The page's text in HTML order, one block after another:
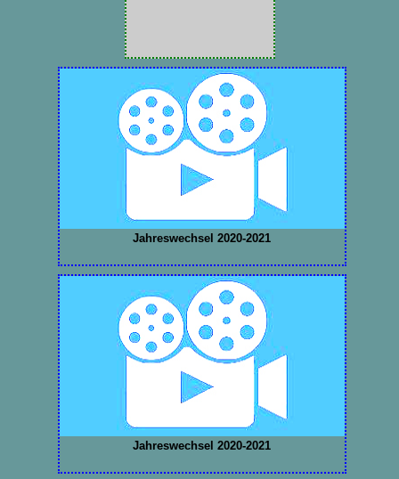
Jahreswechsel 2020-2021
Jahreswechsel 2020-2021